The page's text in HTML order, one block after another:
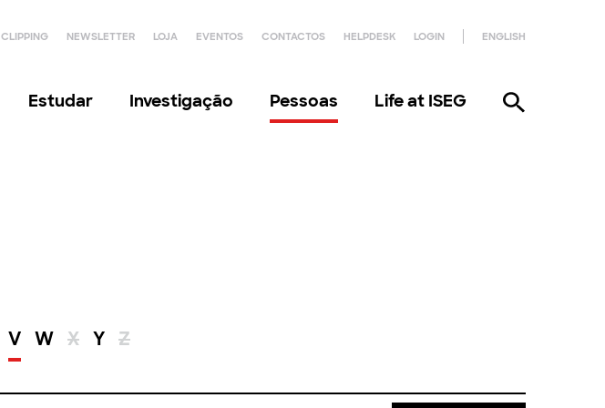
CLIPPING NEWSLETTER LOJA EVENTOS CONTACTOS HELPDESK LOGIN ENGLISH
Estudar Investigação Pessoas Life at ISEG
V W X Y Z